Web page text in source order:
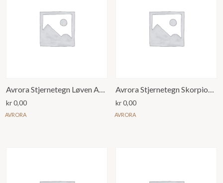
kr0,00
AVRORA
kr0,00
AVRORA